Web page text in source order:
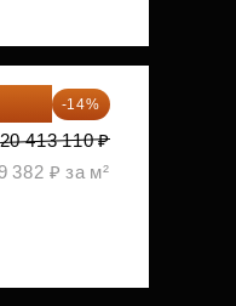
-14%
20 413 110 ₽
382 ₽ за м²